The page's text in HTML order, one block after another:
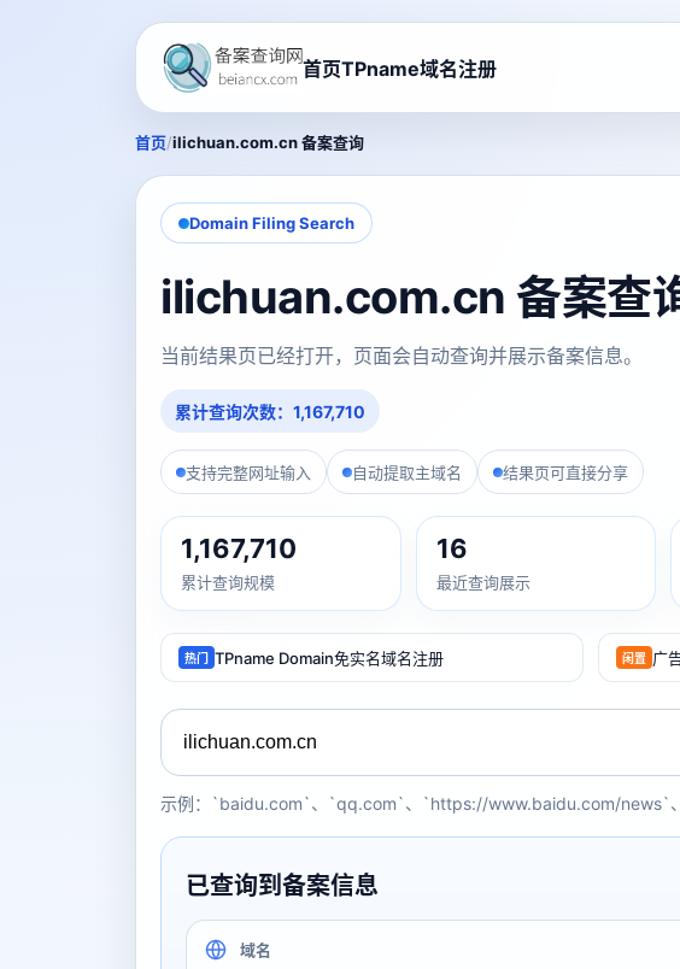
首页TPname域名注册
首页/ilichuan.com.cn 备案查询
Domain Filing Search
ilichuan.com.cn 备案查
当前结果页已经打开，页面会自动查询并展示备案信息。
累计查询次数：1,167,710
支持完整网址输入 自动提取主域名 结果页可直接分享
1,167,710
累计查询规模
16
最近查询展示
热门 TPname Domain免实名域名注册 闲置 广
示例：`baidu.com`、`qq.com`、`https://www.baidu.com/news`
已查询到备案信息
域名